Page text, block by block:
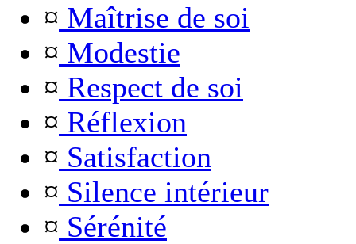
¤ Maîtrise de soi
¤ Modestie
¤ Respect de soi
¤ Réflexion
¤ Satisfaction
¤ Silence intérieur
¤ Sérénité